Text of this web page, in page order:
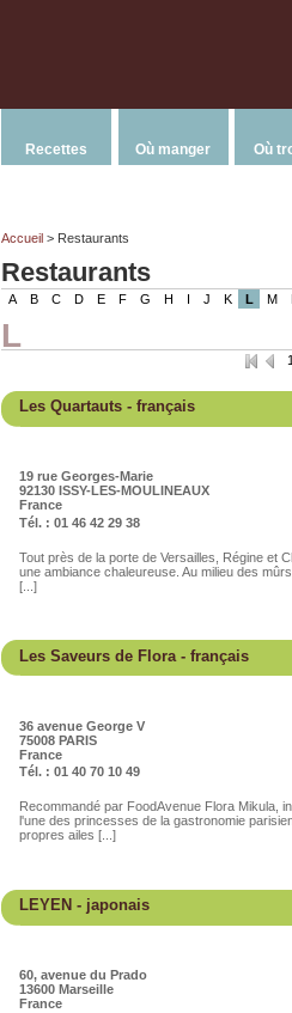
Recettes Où manger Où
Accueil > Restaurants
Restaurants
A B C D E F G H I J K L M
L
1
Les Quartauts - français
19 rue Georges-Marie
92130 ISSY-LES-MOULINEAUX
France
Tél. : 01 46 42 29 38
Tout près de la porte de Versailles, Régine et
une ambiance chaleureuse. Au milieu des
[...]
Les Saveurs de Flora - français
36 avenue George V
75008 PARIS
France
Tél. : 01 40 70 10 49
Recommandé par FoodAvenue Flora Mikula,
l'une des princesses de la gastronomie
propres ailes [...]
LEYEN - japonais
60, avenue du Prado
13600 Marseille
France